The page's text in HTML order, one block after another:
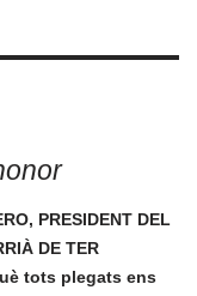
PRESIDENT DEL
DE TER
tots plegats ens